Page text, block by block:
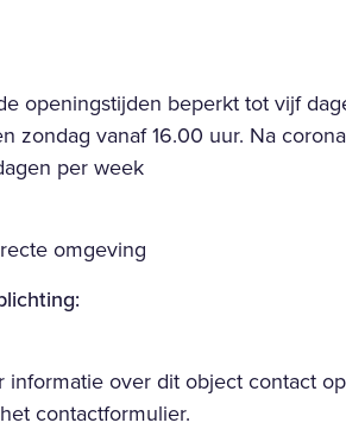
openingstijden beperkt tot vijf
zondag vanaf 16.00 uur. Na
per week
omgeving
informatie over dit object contact
contactformulier.